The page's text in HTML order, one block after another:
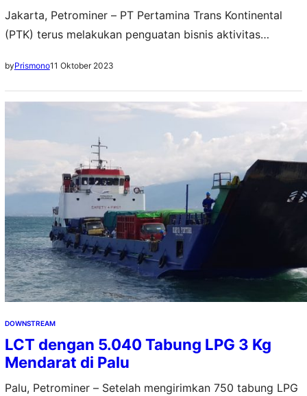
Jakarta, Petrominer – PT Pertamina Trans Kontinental
(PTK) terus melakukan penguatan bisnis aktivitas
menambah dua Armada Landing Craft Tank (LCT)
berbendera Indonesia, yaitu LCT Transko Barito dan LCT
Transko Batanghari. Vice President Legal & Relations
PTK, Sonny Mirath, mengatakan penambahan armada
kapal LCT ini sebagai komitmen PTK dalam
menyokong…
byPrismono11 Oktober 2023
DOWNSTREAM
LCT dengan 5.040 Tabung LPG 3 Kg
Mendarat di Palu
Palu, Petrominer – Setelah mengirimkan 750 tabung LPG